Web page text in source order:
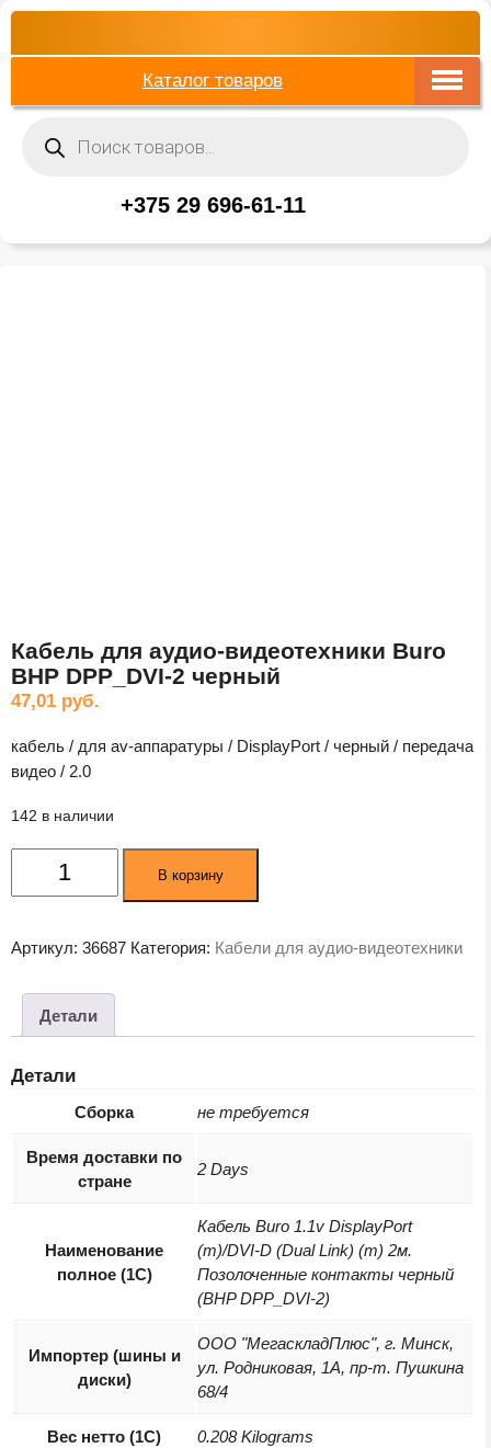
Каталог товаров
товаров
+375 29 696-61-11
Кабель для аудио-видеотехники Buro
BHP DPP_DVI-2 черный
47,01 руб.
кабель / для av-аппаратуры / DisplayPort / черный / передача
видео / 2.0
142 в наличии
Количество
товара
аудио-
Buro
BHP
2
В корзину
Артикул: 36687 Категория: Кабели для аудио-видеотехники
Детали
Детали
Сборка не требуется
Время доставки по
стране
2 Days
Наименование
полное (1С)
Кабель Buro 1.1v DisplayPort
(m)/DVI-D (Dual Link) (m) 2м.
Позолоченные контакты черный
(BHP DPP_DVI-2)
Импортер (шины и
диски)
ООО "МегаскладПлюс", г. Минск,
ул. Родниковая, 1А, пр-т. Пушкина
68/4
Вес нетто (1С) 0.208 Kilograms